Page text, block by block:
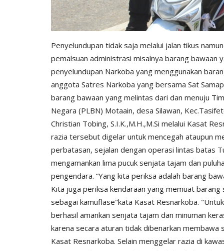
Penyelundupan tidak saja melalui jalan tikus
pemalsuan administrasi misalnya barang bawaan
penyelundupan Narkoba yang menggunakan
anggota Satres Narkoba yang bersama Sat
barang bawaan yang melintas dari dan menuju
Negara (PLBN) Motaain, desa Silawan,
Christian Tobing, S.I.K.,M.H.,M.Si melalui Kasat
razia tersebut digelar untuk mencegah ataupun
perbatasan, sejalan dengan operasi lintas batas
mengamankan lima pucuk senjata tajam dan
pengendara. “Yang kita periksa adalah barang
Kita juga periksa kendaraan yang memuat
sebagai kamuflase"kata Kasat Resnarkoba.
berhasil amankan senjata tajam dan minuman
karena secara aturan tidak dibenarkan
Kasat Resnarkoba. Selain menggelar razia di